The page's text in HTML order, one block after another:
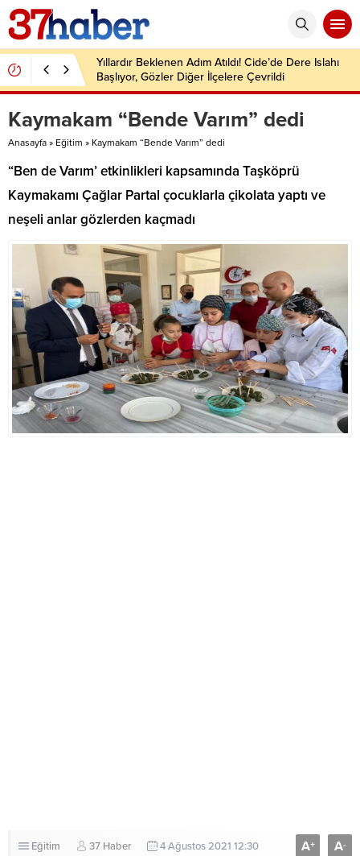
Yıllardır Beklenen Adım Atıldı! Cide’de Dere Islahı
Başlıyor, Gözler Diğer İlçelere Çevrildi
Kaymakam “Bende Varım” dedi
Anasayfa » Eğitim » Kaymakam “Bende Varım” dedi
“Ben de Varım’ etkinlikleri kapsamında Taşköprü
Kaymakamı Çağlar Partal çocuklarla çikolata yaptı ve
neşeli anlar gözlerden kaçmadı
Eğitim 37 Haber 4 Ağustos 2021 12:30 A+ A-